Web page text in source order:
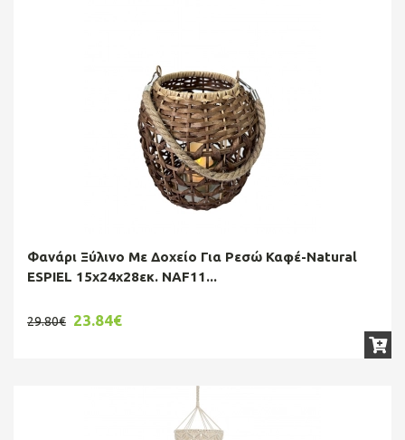
Φανάρι Ξύλινο Με Δοχείο Για Ρεσώ Καφέ-Natural
ESPIEL 15x24x28εκ. NAF11...
29.80€ 23.84€